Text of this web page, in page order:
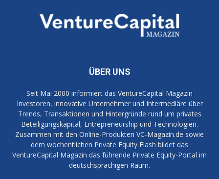
ÜBER UNS
Seit Mai 2000 informiert das VentureCapital Magazin
Investoren, innovative Unternehmer und Intermediäre über
Trends, Transaktionen und Hintergründe rund um privates
Beteiligungskapital, Entrepreneurship und Technologien.
Zusammen mit den Online-Produkten VC-Magazin.de sowie
dem wöchentlichen Private Equity Flash bildet das
VentureCapital Magazin das führende Private Equity-Portal im
deutschsprachigen Raum.